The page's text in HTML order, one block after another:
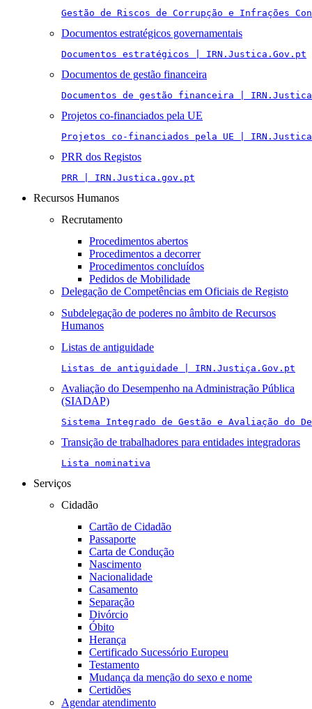
Gestão de Riscos de Corrupção e Infrações
Documentos estratégicos governamentais
Documentos estratégicos | IRN.Justica.Gov.pt
Documentos de gestão financeira
Documentos de gestão financeira |
Projetos co-financiados pela UE
Projetos co-financiados pela UE |
PRR dos Registos
PRR | IRN.Justica.gov.pt
Recursos Humanos
Recrutamento
Procedimentos abertos
Procedimentos a decorrer
Procedimentos concluídos
Pedidos de Mobilidade
Delegação de Competências em Oficiais de Registo
Subdelegação de poderes no âmbito de Recursos
Humanos
Listas de antiguidade
Listas de antiguidade | IRN.Justiça.Gov.pt
Avaliação do Desempenho na Administração Pública
(SIADAP)
Sistema Integrado de Gestão e Avaliação do
Transição de trabalhadores para entidades integradoras
Lista nominativa
Serviços
Cidadão
Cartão de Cidadão
Passaporte
Carta de Condução
Nascimento
Nacionalidade
Casamento
Separação
Divórcio
Óbito
Herança
Certificado Sucessório Europeu
Testamento
Mudança da menção do sexo e nome
Certidões
Agendar atendimento